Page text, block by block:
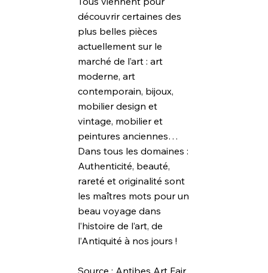
découvrir certaines des
plus belles pièces
actuellement sur le
marché de l’art : art
moderne, art
contemporain, bijoux,
mobilier design et
vintage, mobilier et
peintures anciennes…
Dans tous les domaines :
Authenticité, beauté,
rareté et originalité sont
les maîtres mots pour un
beau voyage dans
l’histoire de l’art, de
l’Antiquité à nos jours !